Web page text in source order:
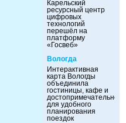
Карельский
ресурсный центр
цифровых
технологий
перешёл на
платформу
«Госвеб»
Вологда
Интерактивная
карта Вологды
объединила
гостиницы, кафе и
достопримечательности
для удобного
планирования
поездок